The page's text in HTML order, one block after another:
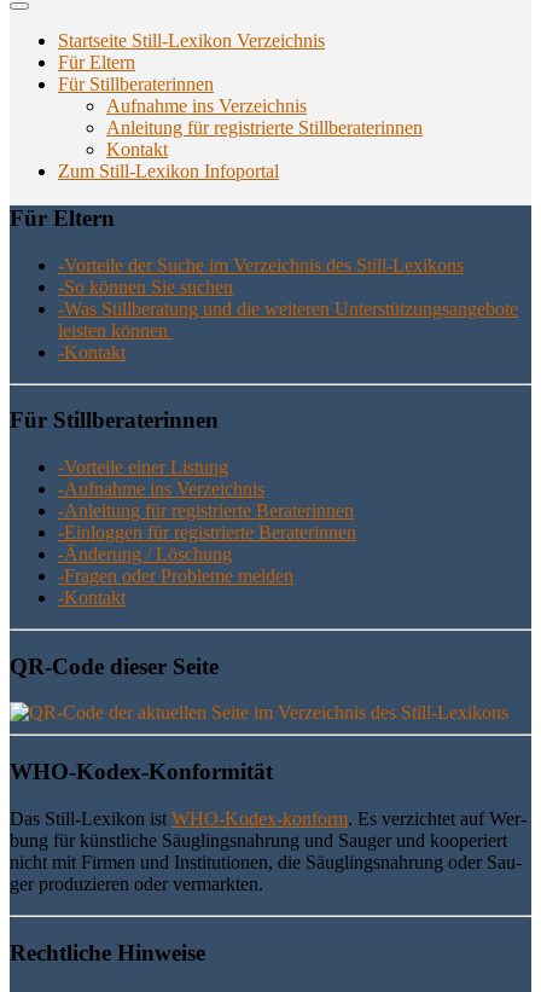
Startseite Still-Lexikon Verzeichnis
Für Eltern
Für Stillberaterinnen
Aufnahme ins Verzeichnis
Anlei­tung für regis­trier­te Stillberaterinnen
Kon­takt
Zum Still-Lexikon Infoportal
Für Eltern
-Vor­tei­le der Suche im Ver­zeich­nis des Still-Lexikons
-So kön­nen Sie suchen
-Was Still­be­ra­tung und die wei­te­ren Unter­stüt­zungs­an­ge­bo­te
leis­ten können
-Kon­takt
Für Still­be­ra­te­rin­nen
-Vor­tei­le einer Listung
-Auf­nah­me ins Verzeichnis
-Anlei­tung für regis­trier­te Beraterinnen
-Ein­log­gen für regis­trier­te Beraterinnen
-Ände­rung / Löschung
-Fra­gen oder Pro­ble­me melden
-Kon­takt
QR-Code die­ser Seite
WHO-Kodex-Kon­for­mi­tät
Das Still-Lexi­kon ist WHO-Kodex-kon­form. Es ver­zich­tet auf Wer­
bung für künst­li­che Säug­lings­nah­rung und Sau­ger und koope­riert
nicht mit Fir­men und Insti­tu­tio­nen, die Säug­lings­nah­rung oder Sau­
ger pro­du­zie­ren oder vermarkten.
Recht­li­che Hinweise